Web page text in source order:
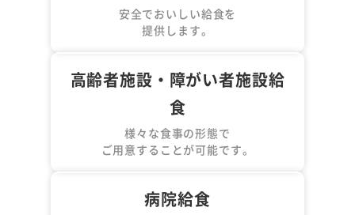
安全でおいしい給食を
提供します。
高齢者施設・障がい者施設給
食
様々な食事の形態で
ご用意することが可能です。
病院給食